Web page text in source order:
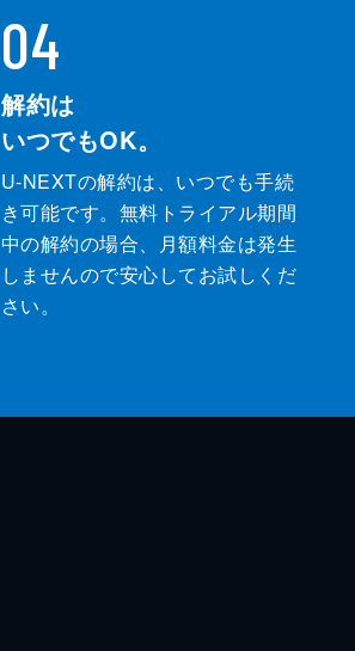
04
解約は
いつでもOK。
U-NEXTの解約は、いつでも手続
き可能です。無料トライアル期間
中の解約の場合、月額料金は発生
しませんので安心してお試しくだ
さい。